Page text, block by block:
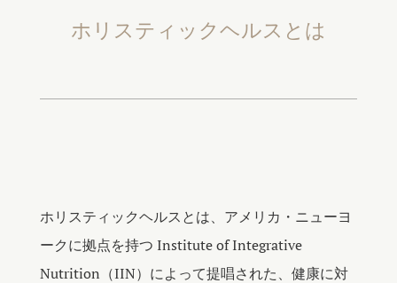
ホリスティックヘルスとは
ホリスティックヘルスとは、アメリカ・ニューヨ
ークに拠点を持つ Institute of Integrative
Nutrition（IIN）によって提唱された、健康に対